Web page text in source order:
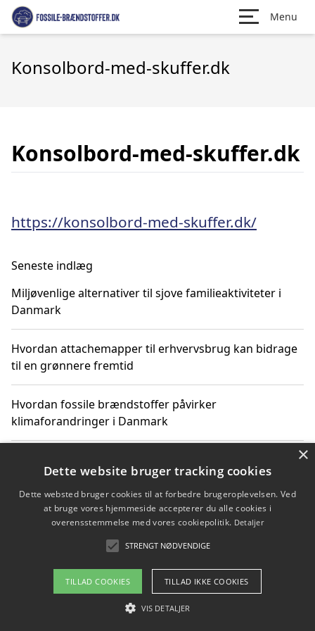
Menu
Konsolbord-med-skuffer.dk
Konsolbord-med-skuffer.dk
https://konsolbord-med-skuffer.dk/
Seneste indlæg
Miljøvenlige alternativer til sjove familieaktiviteter i
Danmark
Hvordan attachemapper til erhvervsbrug kan bidrage
til en grønnere fremtid
Hvordan fossile brændstoffer påvirker
klimaforandringer i Danmark
klimaændringer
Hvordan citater om fossile brændstoffer kan ændre
Copyright 2026 - Pilanto Aps
Om / kontakt
×
Dette website bruger tracking cookies
Dette websted bruger cookies til at forbedre brugeroplevelsen. Ved
at bruge vores hjemmeside accepterer du alle cookies i
overensstemmelse med vores cookiepolitik. Detaljer
STRENGT NØDVENDIGE
TILLAD COOKIES TILLAD IKKE COOKIES
VIS DETALJER